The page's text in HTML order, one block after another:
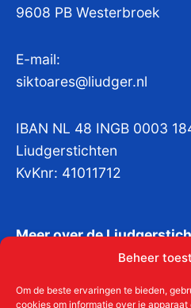
Beheer
Om de beste ervaringen te bieden,
cookies om informatie over je
9608 PB Westerbroek
E-mail:
siktoares@liudger.nl
IBAN NL 48 INGB 0003
Liudgerstichten
KvKnr: 41011712
Meer over de
Aanmelden als donateur